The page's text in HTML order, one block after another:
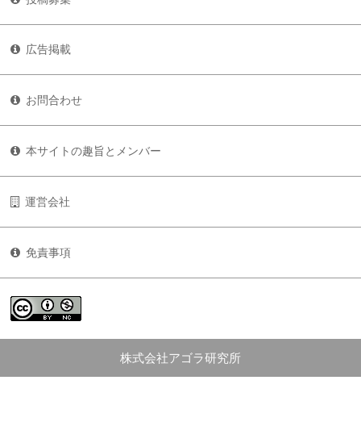
広告掲載
お問合わせ
本サイトの趣旨とメンバー
運営会社
免責事項
株式会社アゴラ研究所